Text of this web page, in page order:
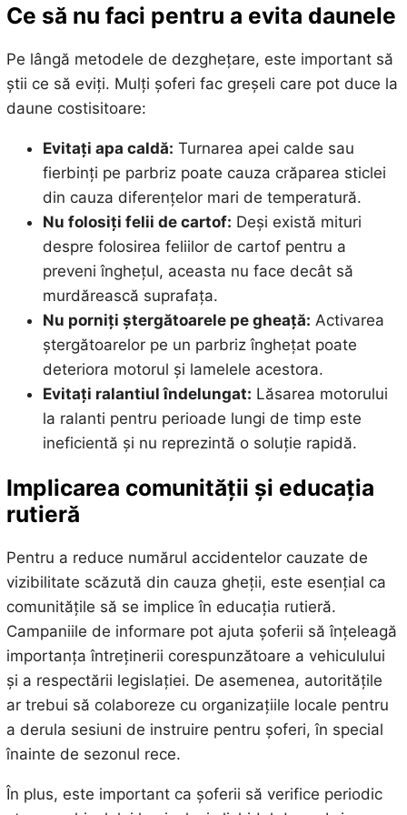
Ce să nu faci pentru a evita daunele
Pe lângă metodele de dezghețare, este important să
știi ce să eviți. Mulți șoferi fac greșeli care pot duce la
daune costisitoare:
Evitați apa caldă: Turnarea apei calde sau
fierbinți pe parbriz poate cauza crăparea sticlei
din cauza diferențelor mari de temperatură.
Nu folosiți felii de cartof: Deși există mituri
despre folosirea feliilor de cartof pentru a
preveni înghețul, aceasta nu face decât să
murdărească suprafața.
Nu porniți ștergătoarele pe gheață: Activarea
ștergătoarelor pe un parbriz înghețat poate
deteriora motorul și lamelele acestora.
Evitați ralantiul îndelungat: Lăsarea motorului
la ralanti pentru perioade lungi de timp este
ineficientă și nu reprezintă o soluție rapidă.
Implicarea comunității și educația
rutieră
Pentru a reduce numărul accidentelor cauzate de
vizibilitate scăzută din cauza gheții, este esențial ca
comunitățile să se implice în educația rutieră.
Campaniile de informare pot ajuta șoferii să înțeleagă
importanța întreținerii corespunzătoare a vehiculului
și a respectării legislației. De asemenea, autoritățile
ar trebui să colaboreze cu organizațiile locale pentru
a derula sesiuni de instruire pentru șoferi, în special
înainte de sezonul rece.
În plus, este important ca șoferii să verifice periodic